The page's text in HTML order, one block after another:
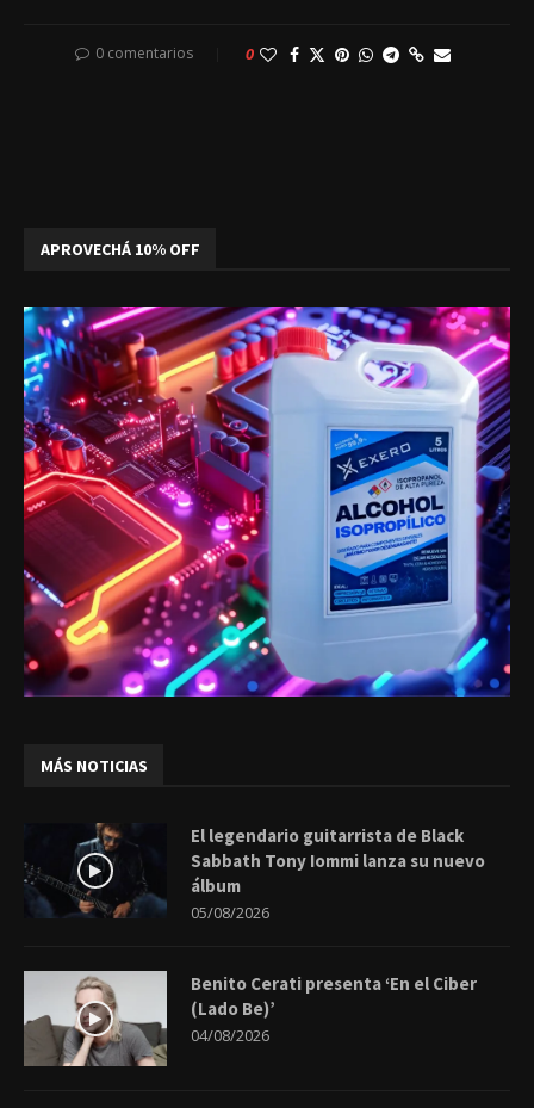
0 comentarios 0
APROVECHÁ 10% OFF
MÁS NOTICIAS
El legendario guitarrista de Black
Sabbath Tony Iommi lanza su nuevo
álbum
05/08/2026
Benito Cerati presenta ‘En el Ciber
(Lado Be)’
04/08/2026